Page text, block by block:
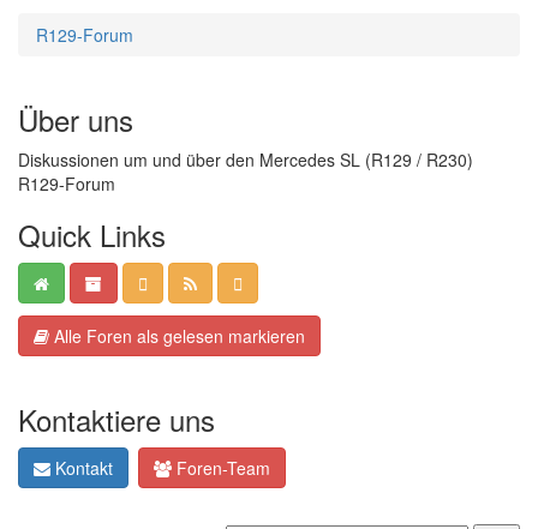
R129-Forum
Über uns
Diskussionen um und über den Mercedes SL (R129 / R230)
R129-Forum
Quick Links
Alle Foren als gelesen markieren
Kontaktiere uns
Kontakt Foren-Team